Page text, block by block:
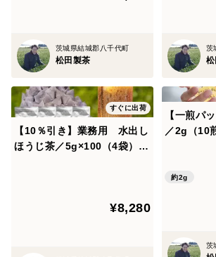
栄養成分表示（1個当たり）推定値
炭水化物15.4ｇ 食塩相当量0.03ｇ
【和紅茶フィナンシェ】
シェに練り込みました。和紅茶の味が
茨城県結城郡八千代町
松田製茶
茨
すぐに出荷
【10％引き】業務用 水出し
ほうじ茶／5g×100（4袋）
¥8,280
【一煎パ
／2g（10
ちゃん ほ
ント 送料
約2g
茨